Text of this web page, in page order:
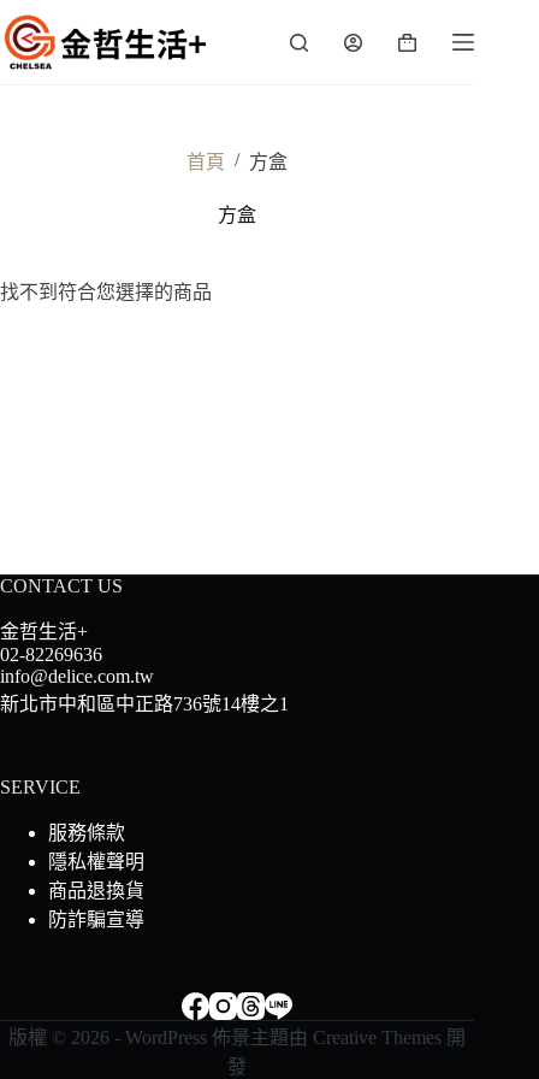
跳
至
主
購
首頁 / 方盒
方盒
找不到符合您選擇的商品
CONTACT US
金哲生活+
02-82269636
info@delice.com.tw
新北市中和區中正路736號14樓之1
SERVICE
服務條款
隱私權聲明
商品退換貨
防詐騙宣導
版權 © 2026 - WordPress 佈景主題由 Creative Themes 開
發